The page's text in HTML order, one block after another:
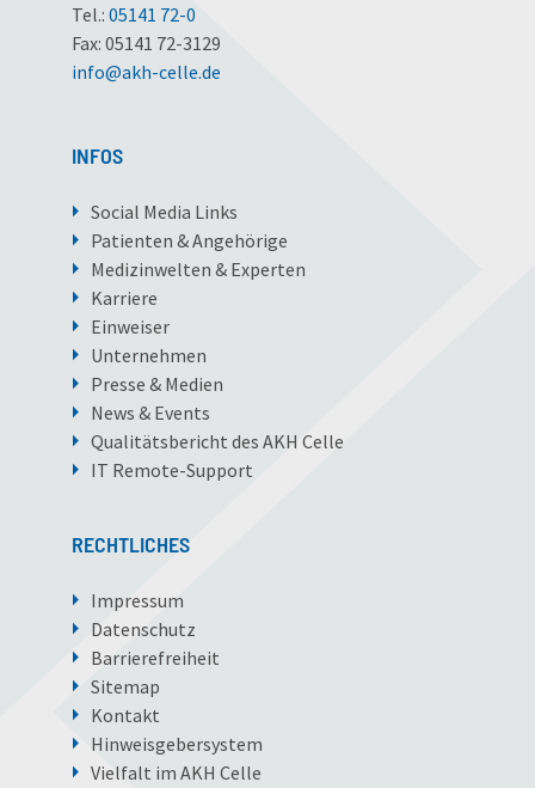
Tel.: 05141 72-0
Fax: 05141 72-3129
info@akh-celle.de
INFOS
Social Media Links
Patienten & Angehörige
Medizinwelten & Experten
Karriere
Einweiser
Unternehmen
Presse & Medien
News & Events
Qualitätsbericht des AKH Celle
IT Remote-Support
RECHTLICHES
Impressum
Datenschutz
Barrierefreiheit
Sitemap
Kontakt
Hinweisgebersystem
Vielfalt im AKH Celle